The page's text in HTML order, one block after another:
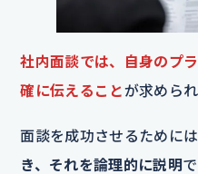
社内面談では、自身のプ
確に伝えること が求められ
面談を成功させるためには
き、それを論理的に説明